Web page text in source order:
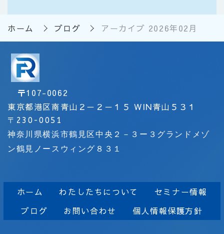
ホーム ブログ アーカイブ 2026年02月
〒107-0062
東京都港区南青山２－２－１５ WIN青山５３１
〒 230-0051
神奈川県横浜市鶴見区中央２－３ー３グランドメゾ
ン鶴見ノースウィング８３１
ホーム わたしたちについて
セミナー情報
ブログ
お問い合わせ 個人情報保護方針